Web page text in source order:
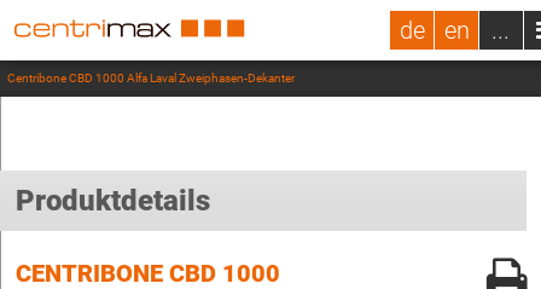
de en ...
Centribone CBD 1000 Alfa Laval Zweiphasen-Dekanter
Produktdetails
CENTRIBONE CBD 1000